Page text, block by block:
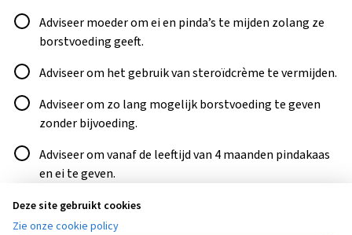
Antwoord
Adviseer moeder om ei en pinda’s te mijden zolang ze
borstvoeding geeft.
Adviseer om het gebruik van steroïdcrème te vermijden.
Adviseer om zo lang mogelijk borstvoeding te geven
zonder bijvoeding.
Adviseer om vanaf de leeftijd van 4 maanden pindakaas
en ei te geven.
ANTWOORD CONTROLEREN
Deze site gebruikt cookies
Zie onze cookie policy